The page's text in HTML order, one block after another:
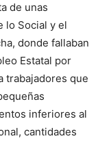
de unas
lo Social y el
donde fallaban
Estatal por
trabajadores que
inferiores al
cantidades